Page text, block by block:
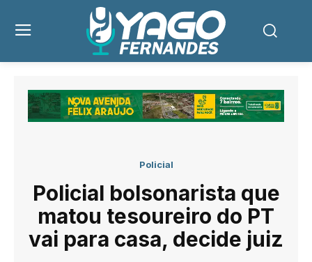
Policial
Policial bolsonarista que
matou tesoureiro do PT
vai para casa, decide juiz